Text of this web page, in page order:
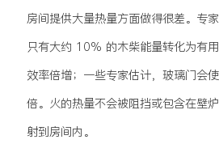
房间提供大量热量方面做得很差。专
只有大约 10% 的木柴能量转化为有
效率倍增；一些专家估计，玻璃门会
倍。火的热量不会被阻挡或包含在壁
射到房间内。